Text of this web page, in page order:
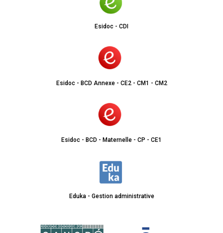
Esidoc - CDI
Esidoc - BCD Annexe - CE2 - CM1 - CM2
Esidoc - BCD - Maternelle - CP - CE1
Eduka - Gestion administrative